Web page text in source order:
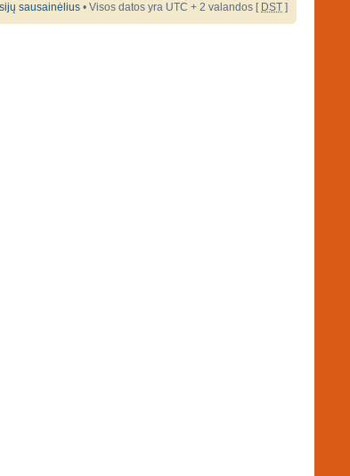
sausainėlius • Visos datos yra UTC + 2 valandos [ DST ]